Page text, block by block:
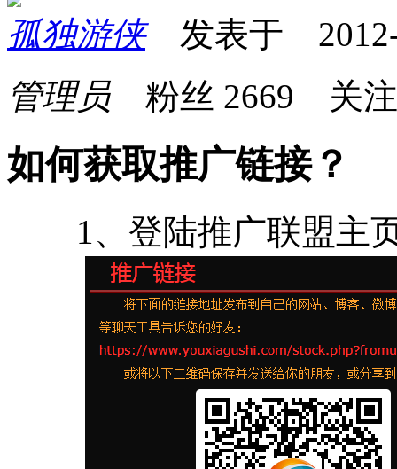
孤独游侠发表于 2012-
管理员 粉丝 2669 关
如何获取推广链接？
1、登陆推广联盟主页